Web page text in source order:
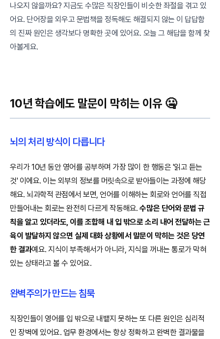
나오지 않을까요? 지금도 수많은 직장인들이 비슷한 좌절을 겪고 있
어요. 단어장을 외우고 문법책을 정독해도 해결되지 않는 이 답답함
의 진짜 원인은 생각보다 명확한 곳에 있어요. 오늘 그 해답을 함께 찾
아볼게요.
10년 학습에도 말문이 막히는 이유 🤐
뇌의 처리 방식이 다릅니다
우리가 10년 동안 영어를 공부하며 가장 많이 한 행동은 '읽고 듣는
것' 이에요. 이는 외부의 정보를 머릿속으로 받아들이는 과정에 해당
해요. 뇌과학적 관점에서 보면, 언어를 이해하는 회로와 언어를 직접
만들어내는 회로는 완전히 다르게 작동해요.수많은 단어와 문법 규
칙을 알고 있더라도, 이를 조합해 내 입 밖으로 소리 내어 전달하는 근
육이 발달하지 않으면 실제 대화 상황에서 말문이 막히는 것은 당연
한 결과예요. 지식이 부족해서가 아니라, 지식을 꺼내는 통로가 막혀
있는 상태라고 볼 수 있어요.
완벽주의가 만드는 침묵
직장인들이 영어를 입 밖으로 내뱉지 못하는 또 다른 원인은 심리적
인 장벽에 있어요. 업무 환경에서는 항상 정확하고 완벽한 결과물을